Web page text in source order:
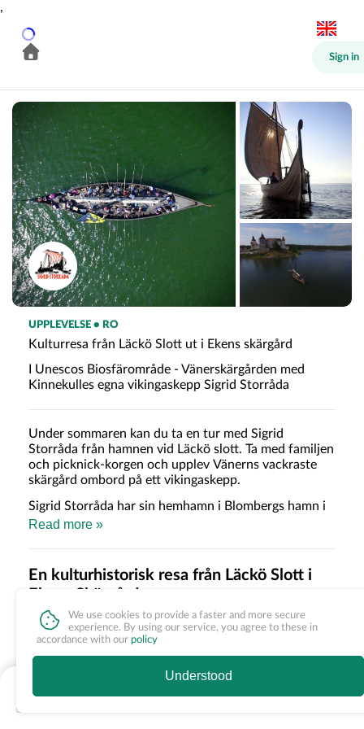
Sign in
UPPLEVELSE • RO
Kulturresa från Läckö Slott ut i Ekens skärgård
I Unescos Biosfärområde - Vänerskärgården med
Kinnekulles egna vikingaskepp Sigrid Storråda
Under sommaren kan du ta en tur med Sigrid
Storråda från hamnen vid Läckö slott. Ta med familjen
och picknick-korgen och upplev Vänerns vackraste
skärgård ombord på ett vikingaskepp.
Sigrid Storråda har sin hemhamn i Blombergs hamn i
Vänern vid Kinnekulles fot men i sommar hittar du
kommer glömma.
Read more »
En kulturhistorisk resa från Läckö Slott i
Ekens Skärgård
Färden utgår från hamnen vid Läckö slott och går via Ekens
skärgård samt i ett Unesco Biosfärsområde (Vänerskärgården
med Kinnekulle). Under turen får du njuta av skärgården ,
känna vinden i håret och lära dig mer om hur det var att leva
under vikingatiden.Vi stannar på Välkomna ombord.
We use cookies to provide a faster and more secure
experience. By using our service, you agree to these in
accordance with our policy
Understood
,